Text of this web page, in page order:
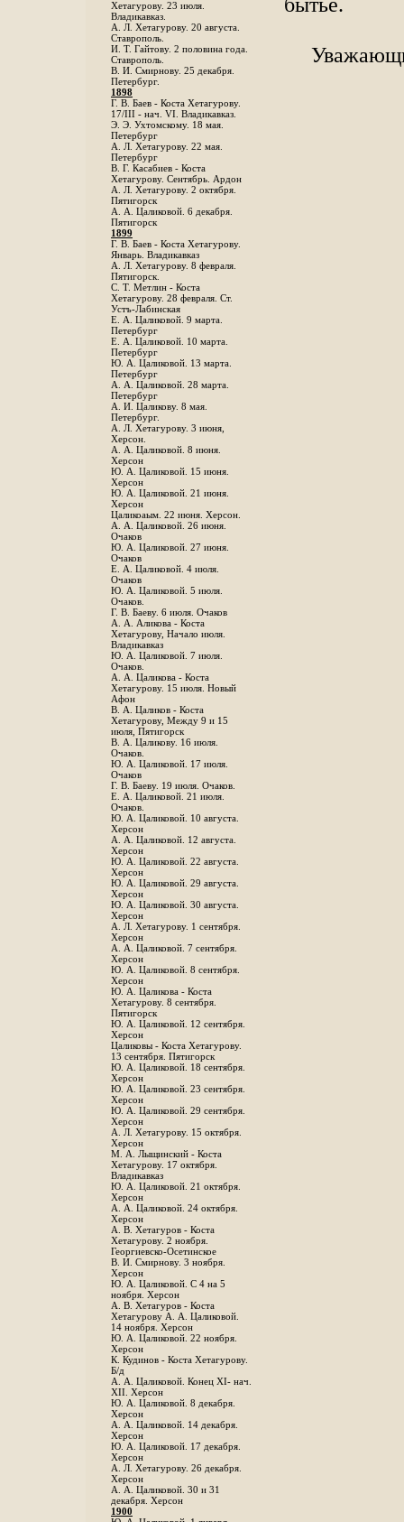
Хетагурову. 23 июля.
Владикавказ.
А. Л. Хетагурову. 20 августа.
Ставрополь.
И. Т. Гайтову. 2 половина года.
Ставрополь.
В. И. Смирнову. 25 декабря.
Петербург.
1898
Г. В. Баев - Коста Хетагурову.
17/III - нач. VI. Владикавказ.
Э. Э. Ухтомскому. 18 мая.
Петербург
A. Л. Хетагурову. 22 мая.
Петербург
B. Г. Касабиев - Коста
Хетагурову. Сентябрь. Ардон
А. Л. Хетагурову. 2 октября.
Пятигорск
А. А. Цаликовой. 6 декабря.
Пятигорск
1899
Г. В. Баев - Коста Хетагурову.
Январь. Владикавказ
А. Л. Хетагурову. 8 февраля.
Пятигорск.
С. Т. Метлин - Коста
Хетагурову. 28 февраля. Ст.
Устъ-Лабинская
Е. А. Цаликовой. 9 марта.
Петербург
Е. А. Цаликовой. 10 марта.
Петербург
Ю. А. Цаликовой. 13 марта.
Петербург
А. А. Цаликовой. 28 марта.
Петербург
А. И. Цаликову. 8 мая.
Петербург.
А. Л. Хетагурову. 3 июня,
Херсон.
А. А. Цаликовой. 8 июня.
Херсон
Ю. А. Цаликовой. 15 июня.
Херсон
Ю. А. Цаликовой. 21 июня.
Херсон
Цаликоаым. 22 июня. Херсон.
А. А. Цаликовой. 26 июня.
Очаков
Ю. А. Цаликовой. 27 июня.
Очаков
Е. А. Цаликовой. 4 июля.
Очаков
Ю. А. Цаликовой. 5 июля.
Очаков.
Г. В. Баеву. 6 июля. Очаков
А. А. Аликова - Коста
Хетагурову, Начало июля.
Владикавказ
Ю. А. Цаликовой. 7 июля.
Очаков.
А. А. Цаликова - Коста
Хетагурову. 15 июля. Новый
Афон
В. А. Цаликов - Коста
Хетагурову, Между 9 и 15
июля, Пятигорск
В. А. Цаликову. 16 июля.
Очаков.
Ю. А. Цаликовой. 17 июля.
Очаков
Г. В. Баеву. 19 июля. Очаков.
Е. А. Цаликовой. 21 июля.
Очаков.
Ю. А. Цаликовой. 10 августа.
Херсон
А. А. Цаликовой. 12 августа.
Херсон
Ю. А. Цаликовой. 22 августа.
Херсон
Ю. А. Цаликовой. 29 августа.
Херсон
Ю. А. Цаликовой. 30 августа.
Херсон
А. Л. Хетагурову. 1 сентября.
Херсон
А. А. Цаликовой. 7 сентября.
Херсон
Ю. А. Цаликовой. 8 сентября.
Херсон
Ю. А. Цаликова - Коста
Хетагурову. 8 сентября.
Пятигорск
Ю. А. Цаликовой. 12 сентября.
Херсон
Цаликовы - Коста Хетагурову.
13 сентября. Пятигорск
Ю. А. Цаликовой. 18 сентября.
Херсон
Ю. А. Цаликовой. 23 сентября.
Херсон
Ю. А. Цаликовой. 29 сентября.
Херсон
А. Л. Хетагурову. 15 октября.
Херсон
М. А. Лыщинский - Коста
Хетагурову. 17 октября.
Владикавказ
Ю. А. Цаликовой. 21 октября.
Херсон
А. А. Цаликовой. 24 октября.
Херсон
A. В. Хетагуров - Коста
Хетагурову. 2 ноября.
Георгиевско-Осетинское
B. И. Смирнову. 3 ноября.
Херсон
Ю. А. Цаликовой. С 4 на 5
ноября. Херсон
А. В. Хетагуров - Коста
Хетагурову А. А. Цаликовой.
14 ноября. Херсон
Ю. А. Цаликовой. 22 ноября.
Херсон
К. Кудинов - Коста Хетагурову.
Б/д
А. А. Цаликовой. Конец XI- нач.
XII. Херсон
Ю. А. Цаликовой. 8 декабря.
Херсон
А. А. Цаликовой. 14 декабря.
Херсон
Ю. А. Цаликовой. 17 декабря.
Херсон
А. Л. Хетагурову. 26 декабря.
Херсон
А. А. Цаликовой. 30 и 31
декабря. Херсон
1900